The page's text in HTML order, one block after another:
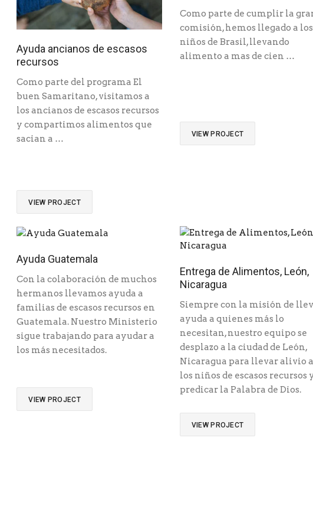
Ayuda ancianos de escasos
recursos
Como parte del programa El
buen Samaritano, visitamos a
los ancianos de escasos recursos
y compartimos alimentos que
sacian a …
VIEW PROJECT
Como parte de cumplir la
comisión, hemos llegado a los
niños de Brasil, llevando
alimento a mas de cien …
VIEW PROJECT
Ayuda Guatemala
Con la colaboración de muchos
hermanos llevamos ayuda a
familias de escasos recursos en
Guatemala. Nuestro Ministerio
sigue trabajando para ayudar a
los más necesitados.
VIEW PROJECT
Entrega de Alimentos, León,
Nicaragua
Siempre con la misión de
ayuda a quienes más lo
necesitan, nuestro equipo se
desplazo a la ciudad de León,
Nicaragua para llevar alivio a
los niños de escasos recursos
predicar la Palabra de Dios.
VIEW PROJECT